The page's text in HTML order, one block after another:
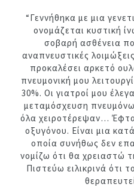
“Γεννήθηκα με μια
ονομάζεται κυστική
σοβαρή ασθένεια
αναπνευστικές
προκαλέσει αρκετό
πνευμονική μου
30%. Οι γιατροί μου
μεταμόσχευση
όλα χειροτέρεψαν…
οξυγόνου. Είναι μια
οποία συνήθως δεν
νομίζω ότι θα χρειαστώ
Πιστεύω ειλικρινά ότι